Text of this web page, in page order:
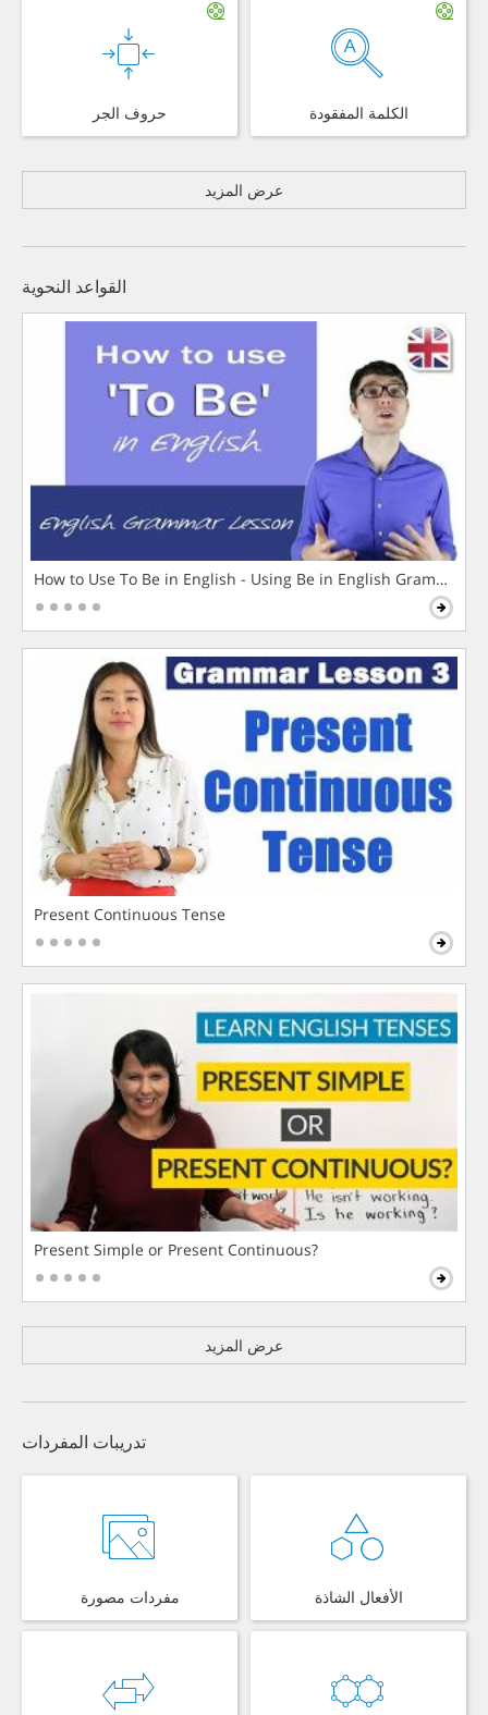
حروف الجر الكلمة المفقودة
عرض المزيد
القواعد النحوية
How to Use To Be in English - Using Be in English Grammar
Present Continuous Tense
Present Simple or Present Continuous?
عرض المزيد
تدريبات المفردات
مفردات مصورة الأفعال الشاذة